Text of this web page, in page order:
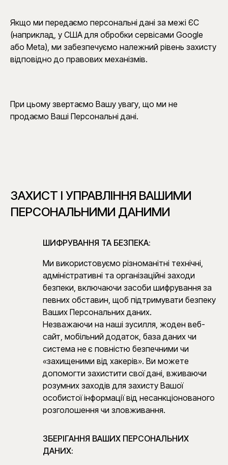
Якщо ми передаємо персональні дані за межі ЄС
(наприклад, у США для обробки сервісами Google
або Meta), ми забезпечуємо належний рівень захисту
відповідно до правових механізмів.
При цьому звертаємо Вашу увагу, що ми не
продаємо Ваші Персональні дані.
ЗАХИСТ І УПРАВЛІННЯ ВАШИМИ
ПЕРСОНАЛЬНИМИ ДАНИМИ
ШИФРУВАННЯ ТА БЕЗПЕКА:
Ми використовуємо різноманітні технічні,
адміністративні та організаційні заходи
безпеки, включаючи засоби шифрування за
певних обставин, щоб підтримувати безпеку
Ваших Персональних даних.
Незважаючи на наші зусилля, жоден веб-
сайт, мобільний додаток, база даних чи
система не є повністю безпечними чи
«захищеними від хакерів». Ви можете
допомогти захистити свої дані, вживаючи
розумних заходів для захисту Вашої
особистої інформації від несанкціонованого
розголошення чи зловживання.
ЗБЕРІГАННЯ ВАШИХ ПЕРСОНАЛЬНИХ
ДАНИХ: